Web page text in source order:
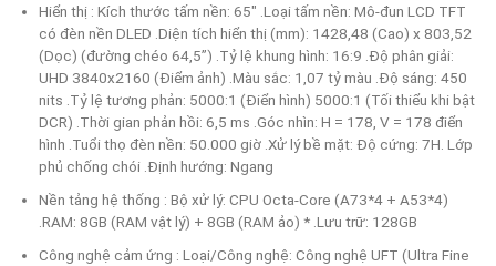
Hiển thị : Kích thước tấm nền: 65" .Loại tấm nền: Mô-đun LCD TFT
có đèn nền DLED .Diện tích hiển thị (mm): 1428,48 (Cao) x 803,52
(Dọc) (đường chéo 64,5”) .Tỷ lệ khung hình: 16:9 .Độ phân giải:
UHD 3840x2160 (Điểm ảnh) .Màu sắc: 1,07 tỷ màu .Độ sáng: 450
nits .Tỷ lệ tương phản: 5000:1 (Điển hình) 5000:1 (Tối thiểu khi bật
DCR) .Thời gian phản hồi: 6,5 ms .Góc nhìn: H = 178, V = 178 điển
hình .Tuổi thọ đèn nền: 50.000 giờ .Xử lý bề mặt: Độ cứng: 7H. Lớp
phủ chống chói .Định hướng: Ngang
Nền tảng hệ thống : Bộ xử lý: CPU Octa-Core (A73*4 + A53*4)
.RAM: 8GB (RAM vật lý) + 8GB (RAM ảo) * .Lưu trữ: 128GB
Công nghệ cảm ứng : Loại/Công nghệ: Công nghệ UFT (Ultra Fine